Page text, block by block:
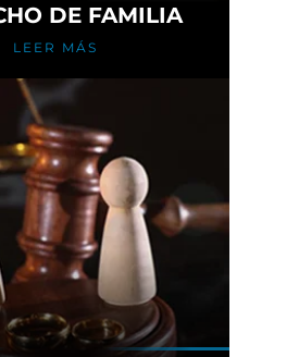
DE FAMILIA
LEER MÁS